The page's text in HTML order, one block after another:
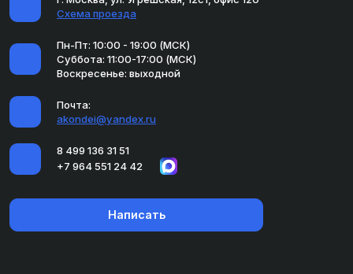
Схема проезда
Пн-Пт: 10:00 - 19:00 (МСК)
Суббота: 11:00-17:00 (МСК)
Воскресенье: выходной
Почта:
akondei@yandex.ru
8 499 136 31 51
+7 964 551 24 42
Написать